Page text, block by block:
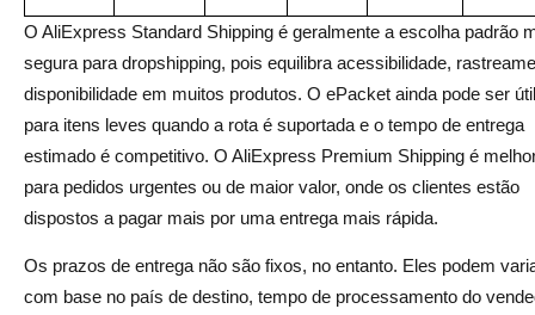
Adicionar um Produto à Sua Loja?
Verifique o Tempo de Entrega Estimado
Analise as Avaliações do Vendedor e as Avaliações de
Envio
Evite Produtos Sem Rastreamento Confiável
Faça um Pedido de Teste Antes de Escalar
O AliExpress Standard Shipping é geralmente a escolha padrão
segura para dropshipping, pois equilibra acessibilidade,
disponibilidade em muitos produtos. O ePacket ainda pode ser útil
para itens leves quando a rota é suportada e o tempo de entrega
estimado é competitivo. O AliExpress Premium Shipping é
para pedidos urgentes ou de maior valor, onde os clientes estão
dispostos a pagar mais por uma entrega mais rápida.
Os prazos de entrega não são fixos, no entanto. Eles podem
com base no país de destino, tempo de processamento do